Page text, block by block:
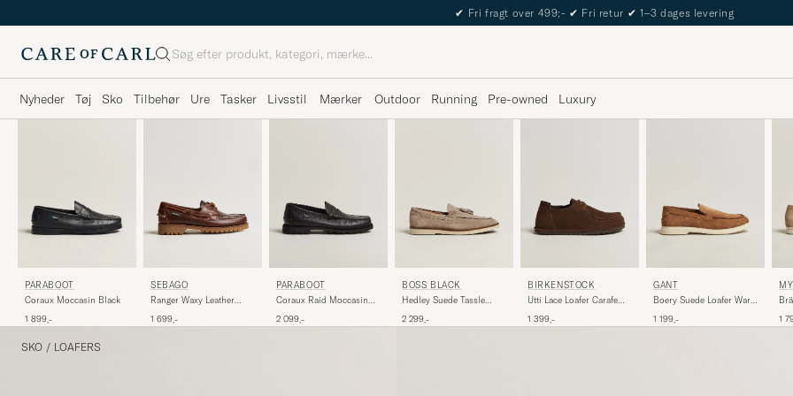
The Care of Carl Passport
Søg
Nyheder Tøj Sko Tilbehør Ure Tasker Livsstil Mærker Outdoor Running Pre-owned Luxury
PARABOOT
Coraux Moccasin Black
1 899,-
SEBAGO
Ranger Waxy Leather
1 699,-
PARABOOT
Coraux Raid Moccasin
2 099,-
BOSS BLACK
Hedley Suede Tassle
2 299,-
BIRKENSTOCK
Utti Lace Loafer Carafe
1 399,-
GANT
Boery Suede Loafer Warm
1 199,- 1
SKO / LOAFERS